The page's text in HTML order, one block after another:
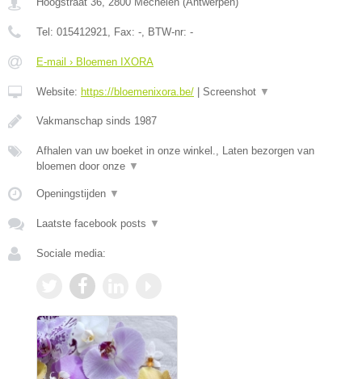
Tel: 015412921 , Fax: - , BTW-nr: -
E-mail › Bloemen IXORA
Website: https://bloemenixora.be/ Screenshot ▼
Vakmanschap sinds 1987
Afhalen van uw boeket in onze winkel., Laten bezorgen van
bloemen door onze ▼
Openingstijden ▼
Laatste facebook posts ▼
Sociale media: